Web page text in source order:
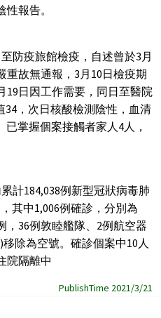
報告。
防疫旅館檢疫，自述曾於3月
重故無通報，3月10日檢疫期
19日因工作需要，同日至醫院
，次日核酸檢測陰性，血清
掌握個案接觸者家人4人，
計184,038例新型冠狀病毒肺
其中1,006例確診，分別為
，36例敦睦艦隊、2例航空器
除為空號。確診個案中10人
院隔離中
PublishTime 2021/3/21